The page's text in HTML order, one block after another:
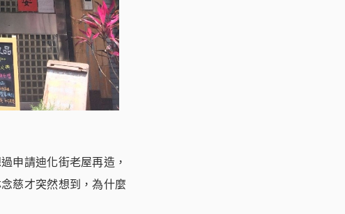
申請迪化街老屋再造，
慈才突然想到，為什麼